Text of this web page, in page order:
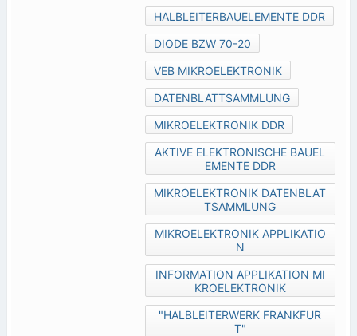
HALBLEITERBAUELEMENTE DDR
DIODE BZW 70-20
VEB MIKROELEKTRONIK
DATENBLATTSAMMLUNG
MIKROELEKTRONIK DDR
AKTIVE ELEKTRONISCHE BAUEL
EMENTE DDR
MIKROELEKTRONIK DATENBLAT
TSAMMLUNG
MIKROELEKTRONIK APPLIKATIO
N
INFORMATION APPLIKATION MI
KROELEKTRONIK
"HALBLEITERWERK FRANKFUR
T"